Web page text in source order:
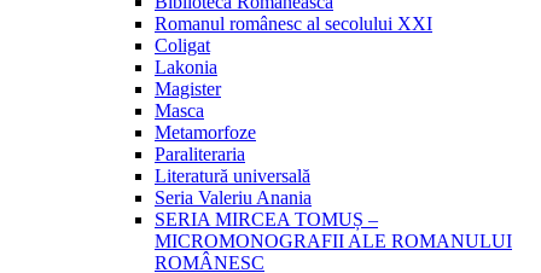
Romanul românesc al secolului XXI
Coligat
Lakonia
Magister
Masca
Metamorfoze
Paraliteraria
Literatură universală
Seria Valeriu Anania
SERIA MIRCEA TOMUȘ –
MICROMONOGRAFII ALE ROMANULUI
ROMÂNESC